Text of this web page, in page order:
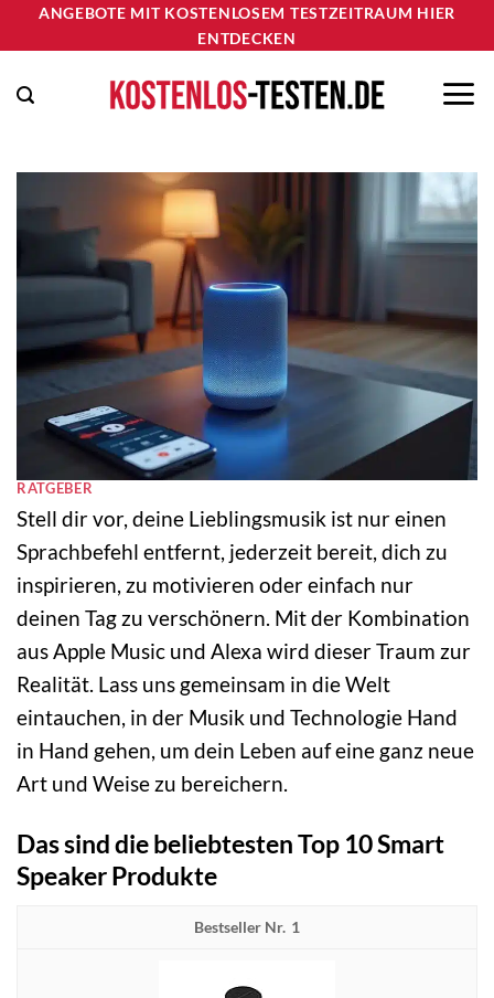
Zum
Inhalt
springen
ANGEBOTE MIT KOSTENLOSEM TESTZEITRAUM HIER
ENTDECKEN
RATGEBER
Stell dir vor, deine Lieblingsmusik ist nur einen
Sprachbefehl entfernt, jederzeit bereit, dich zu
inspirieren, zu motivieren oder einfach nur
deinen Tag zu verschönern. Mit der Kombination
aus Apple Music und Alexa wird dieser Traum zur
Realität. Lass uns gemeinsam in die Welt
eintauchen, in der Musik und Technologie Hand
in Hand gehen, um dein Leben auf eine ganz neue
Art und Weise zu bereichern.
Das sind die beliebtesten Top 10 Smart
Speaker Produkte
1